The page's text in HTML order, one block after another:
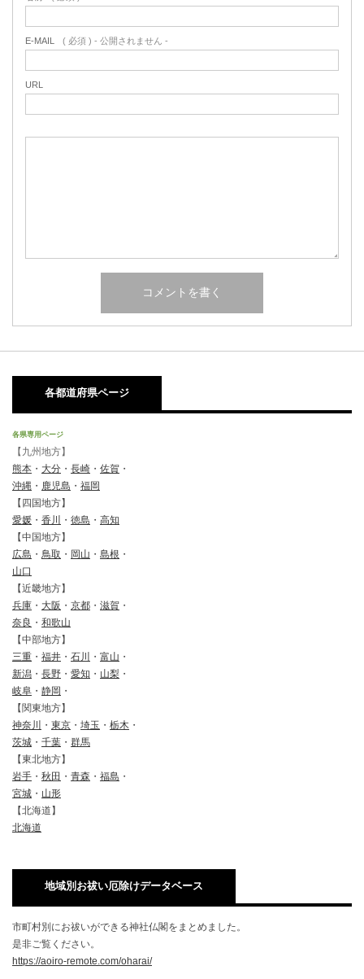
E-MAIL ( 必須 ) - 公開されません -
URL
各都道府県ページ
各県専用ページ
【九州地方】
熊本 ・ 大分 ・ 長崎 ・ 佐賀 ・
沖縄 ・ 鹿児島 ・ 福岡
【四国地方】
愛媛 ・ 香川 ・ 徳島 ・ 高知
【中国地方】
広島 ・ 鳥取 ・ 岡山 ・ 島根 ・
山口
【近畿地方】
兵庫 ・ 大阪 ・ 京都 ・ 滋賀 ・
奈良 ・ 和歌山
【中部地方】
三重 ・ 福井 ・ 石川 ・ 富山 ・
新潟 ・ 長野 ・ 愛知 ・ 山梨 ・
岐阜 ・ 静岡 ・
【関東地方】
神奈川
・ 東京 ・ 埼玉 ・ 栃木 ・
茨城 ・ 千葉 ・ 群馬
【東北地方】
岩手 ・ 秋田 ・ 青森 ・ 福島 ・
宮城 ・ 山形
【北海道】
北海道
地域別お祓い厄除けデータベース
市町村別にお祓いができる神社仏閣をまとめました。
是非ご覧ください。
https://aoiro-remote.com/oharai/